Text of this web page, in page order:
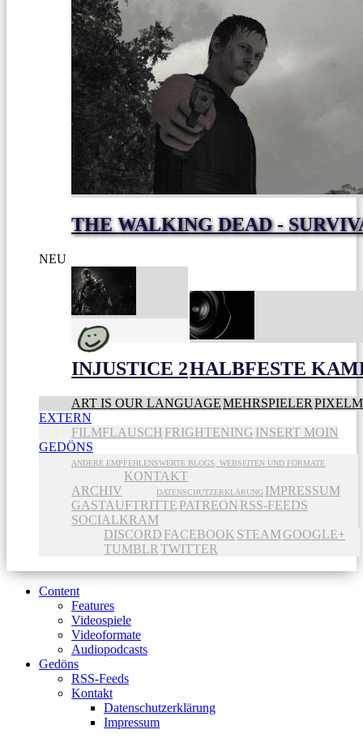
THE WALKING DEAD -
NEU
INJUSTICE 2HALBFESTE
ART IS OUR LANGUAGEMEHRSPIELER
EXTERN
FILMFLAUSCH FRIGHTENING INSERT MOIN
GEDÖNS
ANDERE EMPFEHLENSWERTE BLOGS, WEBSEITEN UND FORMATE
ARCHIV
KONTAKT
DATENSCHUTZERKLÄRUNG IMPRESSUM
GASTAUFTRITTE PATREON RSS-FEEDS
SOCIALKRAM
DISCORD FACEBOOK STEAMGOOGLE+
TUMBLR TWITTER
Content
Features
Videospiele
Videoformate
Audiopodcasts
Gedöns
RSS-Feeds
Kontakt
Datenschutzerklärung
Impressum